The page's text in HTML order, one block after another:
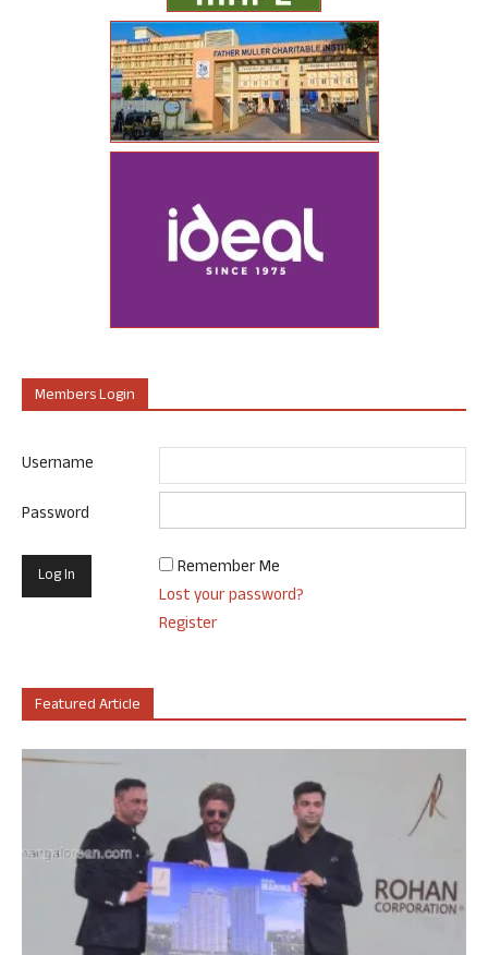
Members Login
Username
Password
Remember Me
Lost your password?
Register
Featured Article